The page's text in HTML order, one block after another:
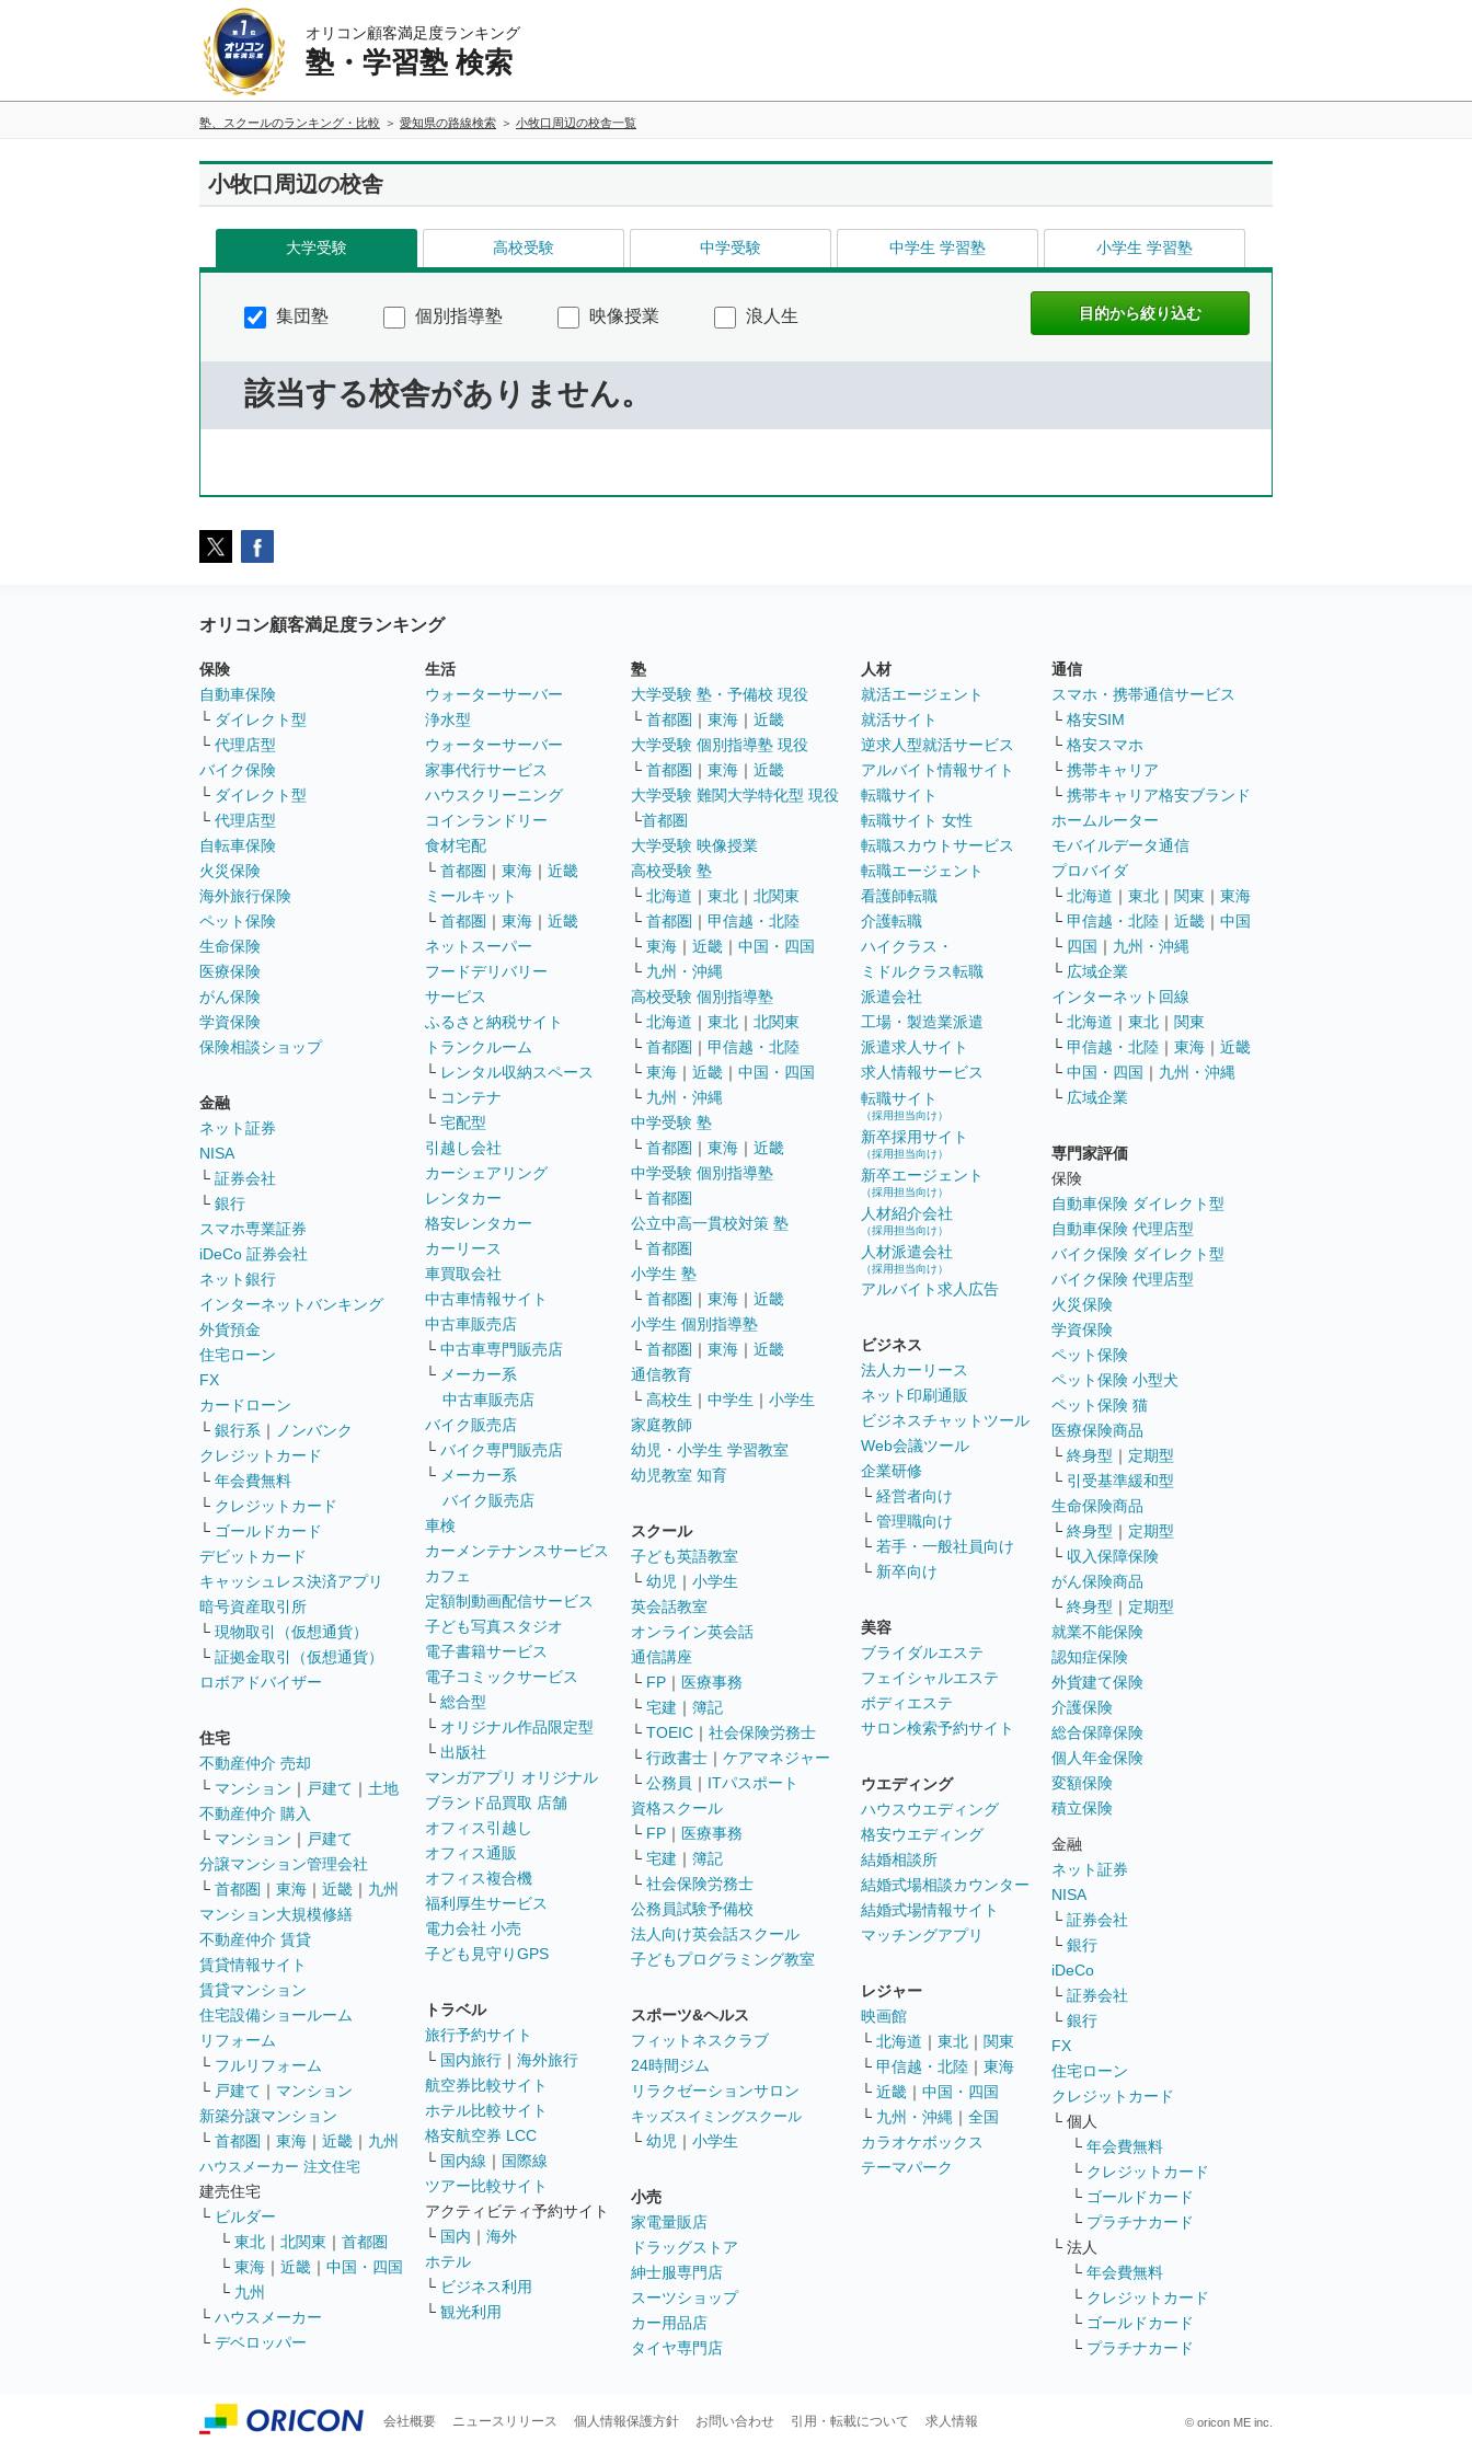
オリコン顧客満足度ランキング
塾・学習塾 検索
塾、スクールのランキング・比較 愛知県の路線検索 小牧口周辺の校舎一覧
小牧口周辺の校舎
大学受験 高校受験 中学受験 中学生 学習塾 小学生 学習塾
集団塾 個別指導塾 映像授業 浪人生
該当する校舎がありません。
オリコン顧客満足度ランキング
保険
自動車保険
└ ダイレクト型
└ 代理店型
バイク保険
└ ダイレクト型
└ 代理店型
自転車保険
火災保険
海外旅行保険
ペット保険
生命保険
医療保険
がん保険
学資保険
保険相談ショップ
金融
ネット証券
NISA
└ 証券会社
└ 銀行
スマホ専業証券
iDeCo 証券会社
ネット銀行
インターネットバンキング
外貨預金
住宅ローン
FX
カードローン
└ 銀行系 ｜
ノンバンク
クレジットカード
└ 年会費無料
└ クレジットカード
└ ゴールドカード
デビットカード
キャッシュレス決済アプリ
暗号資産取引所
└ 現物取引（仮想通貨）
└ 証拠金取引（仮想通貨）
ロボアドバイザー
住宅
不動産仲介 売却
└ マンション ｜ 戸建て ｜ 土地
不動産仲介 購入
└ マンション ｜ 戸建て
分譲マンション管理会社
└ 首都圏 ｜ 東海 ｜ 近畿 ｜ 九州
マンション大規模修繕
不動産仲介 賃貸
賃貸情報サイト
賃貸マンション
住宅設備ショールーム
リフォーム
└ フルリフォーム
└ 戸建て ｜ マンション
新築分譲マンション
└ 首都圏 ｜ 東海 ｜ 近畿 ｜ 九州
ハウスメーカー 注文住宅
建売住宅
└ ビルダー
└ 東北 ｜ 北関東 ｜ 首都圏
└ 東海 ｜ 近畿 ｜ 中国・四国
└ 九州
└ ハウスメーカー
└ デベロッパー
生活
ウォーターサーバー
浄水型
ウォーターサーバー
家事代行サービス
ハウスクリーニング
コインランドリー
食材宅配
└ 首都圏 ｜ 東海 ｜ 近畿
ミールキット
└ 首都圏 ｜ 東海 ｜ 近畿
ネットスーパー
フードデリバリー
サービス
ふるさと納税サイト
トランクルーム
└ レンタル収納スペース
└ コンテナ
└ 宅配型
引越し会社
カーシェアリング
レンタカー
格安レンタカー
カーリース
車買取会社
中古車情報サイト
中古車販売店
└ 中古車専門販売店
└ メーカー系
中古車販売店
バイク販売店
└ バイク専門販売店
└ メーカー系
バイク販売店
車検
カーメンテナンスサービス
カフェ
定額制動画配信サービス
子ども写真スタジオ
電子書籍サービス
電子コミックサービス
└ 総合型
└ オリジナル作品限定型
└ 出版社
マンガアプリ オリジナル
ブランド品買取 店舗
オフィス引越し
オフィス通販
オフィス複合機
福利厚生サービス
電力会社 小売
子ども見守りGPS
トラベル
旅行予約サイト
└ 国内旅行 ｜ 海外旅行
航空券比較サイト
ホテル比較サイト
格安航空券 LCC
└ 国内線 ｜ 国際線
ツアー比較サイト
アクティビティ予約サイト
└ 国内 ｜ 海外
ホテル
└ ビジネス利用
└ 観光利用
塾
大学受験 塾・予備校 現役
└ 首都圏 ｜ 東海 ｜ 近畿
大学受験 個別指導塾 現役
└ 首都圏 ｜ 東海 ｜ 近畿
大学受験 難関大学特化型 現役
└首都圏
大学受験 映像授業
高校受験 塾
└ 北海道 ｜ 東北 ｜ 北関東
└ 首都圏 ｜ 甲信越・北陸
└ 東海 ｜ 近畿 ｜ 中国・四国
└ 九州・沖縄
高校受験 個別指導塾
└ 北海道 ｜ 東北 ｜ 北関東
└ 首都圏 ｜ 甲信越・北陸
└ 東海 ｜ 近畿 ｜ 中国・四国
└ 九州・沖縄
中学受験 塾
└ 首都圏 ｜ 東海 ｜ 近畿
中学受験 個別指導塾
└ 首都圏
公立中高一貫校対策 塾
└ 首都圏
小学生 塾
└ 首都圏 ｜ 東海 ｜ 近畿
小学生 個別指導塾
└ 首都圏 ｜ 東海 ｜ 近畿
通信教育
└ 高校生 ｜ 中学生 ｜ 小学生
家庭教師
幼児・小学生 学習教室
幼児教室 知育
スクール
子ども英語教室
└ 幼児 ｜ 小学生
英会話教室
オンライン英会話
通信講座
└ FP ｜ 医療事務
└ 宅建 ｜ 簿記
└ TOEIC ｜ 社会保険労務士
└ 行政書士 ｜ ケアマネジャー
└ 公務員 ｜ ITパスポート
資格スクール
└ FP ｜ 医療事務
└ 宅建 ｜ 簿記
└ 社会保険労務士
公務員試験予備校
法人向け英会話スクール
子どもプログラミング教室
スポーツ&ヘルス
フィットネスクラブ
24時間ジム
リラクゼーションサロン
キッズスイミングスクール
└ 幼児 ｜ 小学生
小売
家電量販店
ドラッグストア
紳士服専門店
スーツショップ
カー用品店
タイヤ専門店
人材
就活エージェント
就活サイト
逆求人型就活サービス
アルバイト情報サイト
転職サイト
転職サイト 女性
転職スカウトサービス
転職エージェント
看護師転職
介護転職
ハイクラス・
ミドルクラス転職
派遣会社
工場・製造業派遣
派遣求人サイト
求人情報サービス
転職サイト
（採用担当向け）
新卒採用サイト
（採用担当向け）
新卒エージェント
（採用担当向け）
人材紹介会社
（採用担当向け）
人材派遣会社
（採用担当向け）
アルバイト求人広告
ビジネス
法人カーリース
ネット印刷通販
ビジネスチャットツール
Web会議ツール
企業研修
└ 経営者向け
└ 管理職向け
└ 若手・一般社員向け
└ 新卒向け
美容
ブライダルエステ
フェイシャルエステ
ボディエステ
サロン検索予約サイト
ウエディング
ハウスウエディング
格安ウエディング
結婚相談所
結婚式場相談カウンター
結婚式場情報サイト
マッチングアプリ
レジャー
映画館
└ 北海道 ｜ 東北 ｜ 関東
└ 甲信越・北陸 ｜ 東海
└ 近畿 ｜ 中国・四国
└ 九州・沖縄 ｜ 全国
カラオケボックス
テーマパーク
通信
スマホ・携帯通信サービス
└ 格安SIM
└ 格安スマホ
└ 携帯キャリア
└ 携帯キャリア格安ブランド
ホームルーター
モバイルデータ通信
プロバイダ
└ 北海道 ｜ 東北 ｜ 関東 ｜ 東海
└ 甲信越・北陸 ｜ 近畿 ｜ 中国
└ 四国 ｜ 九州・沖縄
└ 広域企業
インターネット回線
└ 北海道 ｜ 東北 ｜ 関東
└ 甲信越・北陸 ｜ 東海 ｜ 近畿
└ 中国・四国 ｜ 九州・沖縄
└ 広域企業
専門家評価
保険
自動車保険 ダイレクト型
自動車保険 代理店型
バイク保険 ダイレクト型
バイク保険 代理店型
火災保険
学資保険
ペット保険
ペット保険 小型犬
ペット保険 猫
医療保険商品
└ 終身型 ｜ 定期型
└ 引受基準緩和型
生命保険商品
└ 終身型 ｜ 定期型
└ 収入保障保険
がん保険商品
└ 終身型 ｜ 定期型
就業不能保険
認知症保険
外貨建て保険
介護保険
総合保障保険
個人年金保険
変額保険
積立保険
金融
ネット証券
NISA
└ 証券会社
└ 銀行
iDeCo
└ 証券会社
└ 銀行
FX
住宅ローン
クレジットカード
└ 個人
└ 年会費無料
└ クレジットカード
└ ゴールドカード
└ プラチナカード
└ 法人
└ 年会費無料
└ クレジットカード
└ ゴールドカード
└ プラチナカード
会社概要 ニュースリリース 個人情報保護方針 お問い合わせ 引用・転載について 求人情報 © oricon ME inc.